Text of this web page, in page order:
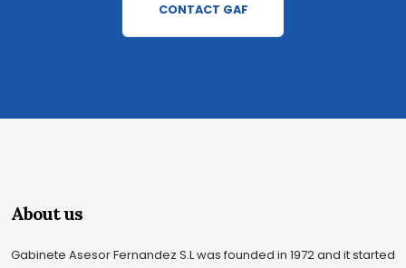
CONTACT GAF
About us
Gabinete Asesor Fernandez S.L was founded in 1972 and it started